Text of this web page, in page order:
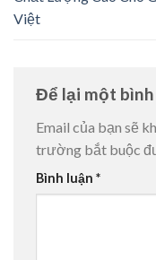
Việt
Để lại một
Email của bạn sẽ
trường bắt buộc
Bình luận *